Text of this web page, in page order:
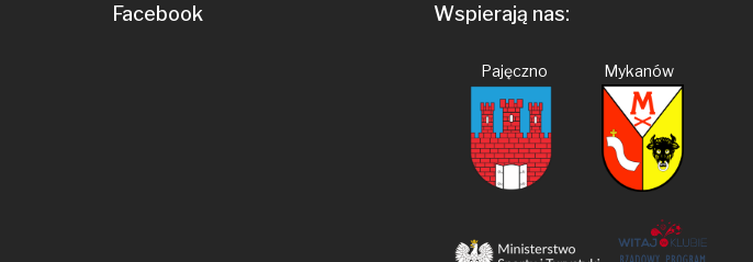
Facebook Wspierają nas:
Pajęczno Mykanów